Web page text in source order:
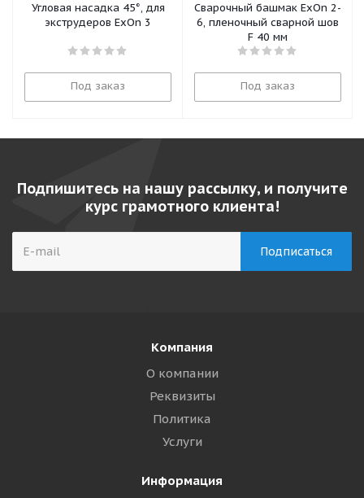
Угловая насадка 45°, для
экструдеров ExOn 3
Под заказ
Сварочный башмак ExOn 2-
6, пленочный сварной шов
F 40 мм
Под заказ
Подпишитесь на нашу рассылку, и получите
курс грамотного клиента!
Компания
О компании
Реквизиты
Политика
Услуги
Информация